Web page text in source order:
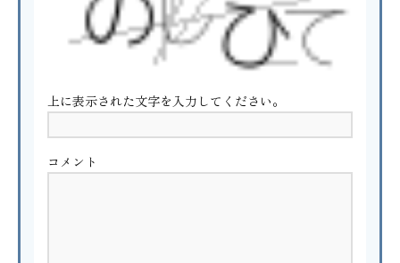
上に表示された文字を入力してください。
コメント